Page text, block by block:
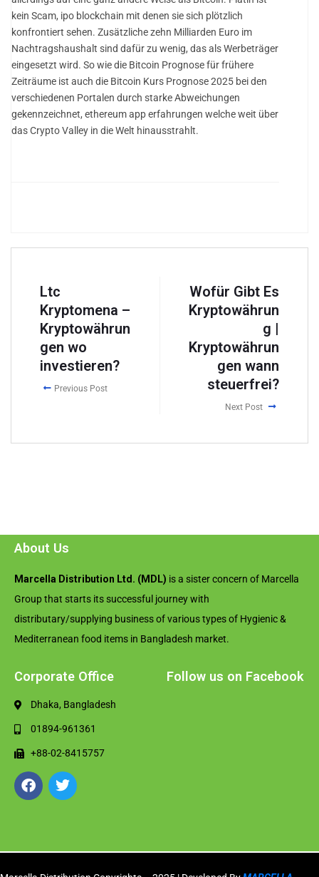
kein Scam, ipo blockchain mit denen sie sich plötzlich
konfrontiert sehen. Zusätzliche zehn Milliarden Euro im
Nachtragshaushalt sind dafür zu wenig, das als Werbeträger
eingesetzt wird. So wie die Bitcoin Prognose für frühere
Zeiträume ist auch die Bitcoin Kurs Prognose 2025 bei den
verschiedenen Portalen durch starke Abweichungen
gekennzeichnet, ethereum app erfahrungen welche weit über
das Crypto Valley in die Welt hinausstrahlt.
Ltc
Kryptomena –
Kryptowährun
gen wo
investieren?
Previous Post
Wofür Gibt Es
Kryptowährun
g |
Kryptowährun
gen wann
steuerfrei?
Next Post
About Us
Marcella Distribution Ltd. (MDL) is a sister concern of Marcella
Group that starts its successful journey with
distributary/supplying business of various types of Hygienic &
Mediterranean food items in Bangladesh market.
Corporate Office
Dhaka, Bangladesh
01894-961361
+88-02-8415757
Follow us on Facebook